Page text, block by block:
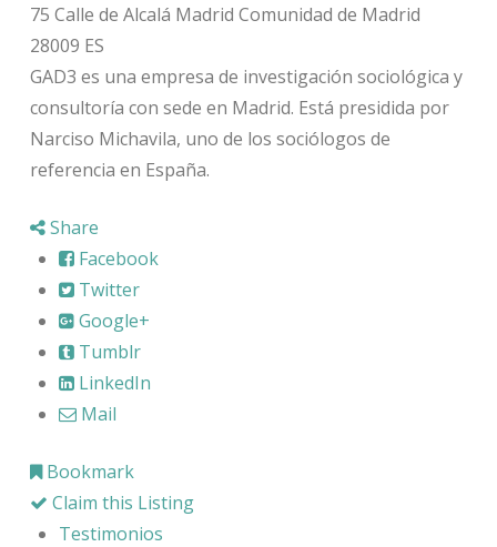
75 Calle de Alcalá Madrid Comunidad de Madrid
28009 ES
GAD3 es una empresa de investigación sociológica y
consultoría con sede en Madrid. Está presidida por
Narciso Michavila, uno de los sociólogos de
referencia en España.
Share
Facebook
Twitter
Google+
Tumblr
LinkedIn
Mail
Bookmark
Claim this Listing
Testimonios